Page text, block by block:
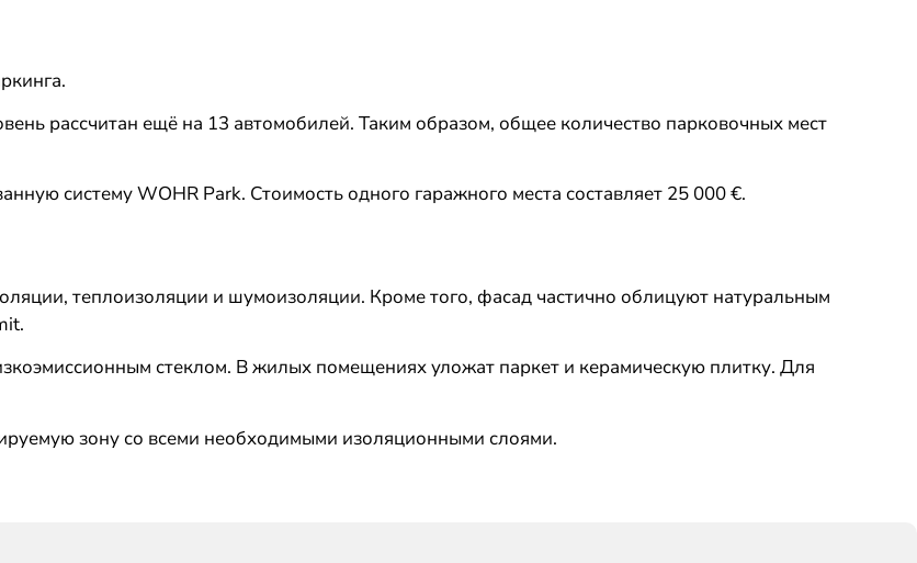
рассчитан ещё на 13 автомобилей. Таким образом, общее количество парковочных мест
систему WOHR Park. Стоимость одного гаражного места составляет 25 000 €.
теплоизоляции и шумоизоляции. Кроме того, фасад частично облицуют натуральным
стеклом. В жилых помещениях уложат паркет и керамическую плитку. Для
зону со всеми необходимыми изоляционными слоями.